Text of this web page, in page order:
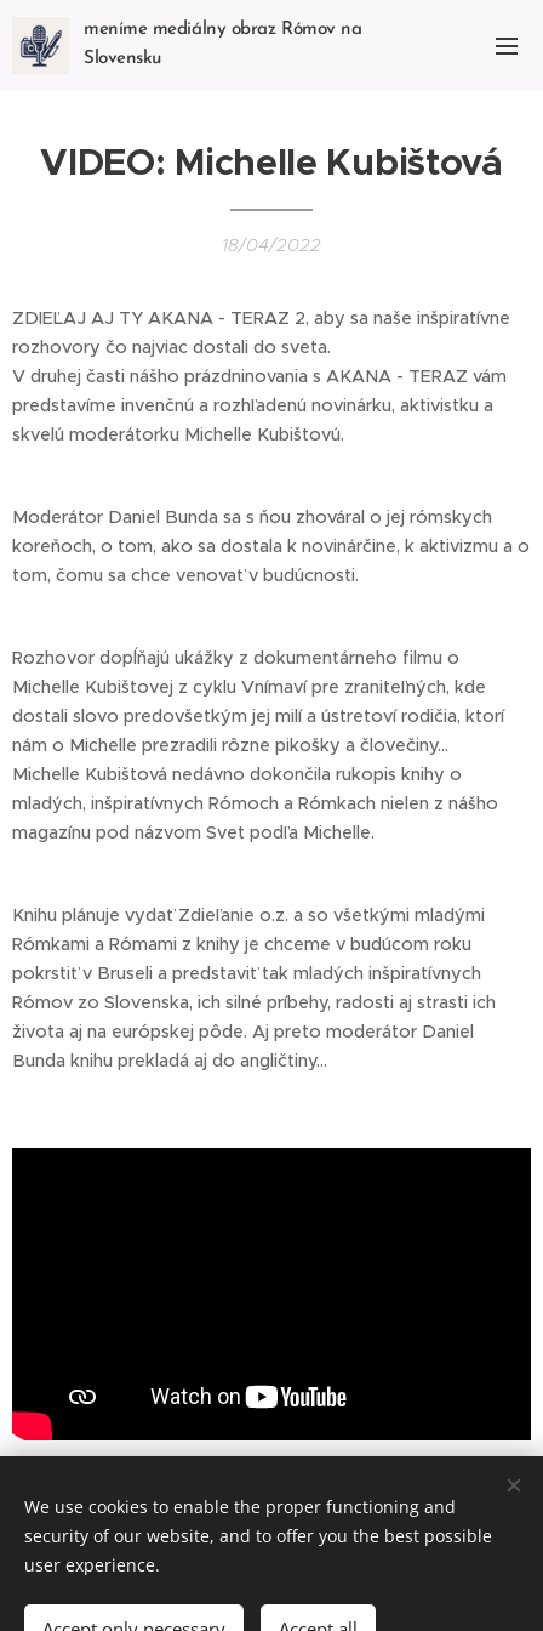
meníme mediálny obraz Rómov na
Slovensku
VIDEO: Michelle Kubištová
18/04/2022
ZDIEĽAJ AJ TY AKANA - TERAZ 2, aby sa naše inšpiratívne
rozhovory čo najviac dostali do sveta.
V druhej časti nášho prázdninovania s AKANA - TERAZ vám
predstavíme invenčnú a rozhľadenú novinárku, aktivistku a
skvelú moderátorku Michelle Kubištovú.
Moderátor Daniel Bunda sa s ňou zhováral o jej rómskych
koreňoch, o tom, ako sa dostala k novinárčine, k aktivizmu a o
tom, čomu sa chce venovať v budúcnosti.
Rozhovor dopĺňajú ukážky z dokumentárneho filmu o
Michelle Kubištovej z cyklu Vnímaví pre zraniteľných, kde
dostali slovo predovšetkým jej milí a ústretoví rodičia, ktorí
nám o Michelle prezradili rôzne pikošky a človečiny...
Michelle Kubištová nedávno dokončila rukopis knihy o
mladých, inšpiratívnych Rómoch a Rómkach nielen z nášho
magazínu pod názvom Svet podľa Michelle.
Knihu plánuje vydať Zdieľanie o.z. a so všetkými mladými
Rómkami a Rómami z knihy je chceme v budúcom roku
pokrstiť v Bruseli a predstaviť tak mladých inšpiratívnych
Rómov zo Slovenska, ich silné príbehy, radosti aj strasti ich
života aj na európskej pôde. Aj preto moderátor Daniel
Bunda knihu prekladá aj do angličtiny...
© Art Society, 2025
We use cookies to enable the proper functioning and
security of our website, and to offer you the best possible
user experience.